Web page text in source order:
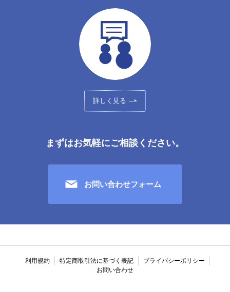
詳しく見る
まずはお気軽にご相談ください。
お問い合わせフォーム
利用規約 特定商取引法に基づく表記
プライバシーポリシー
お問い合わせ